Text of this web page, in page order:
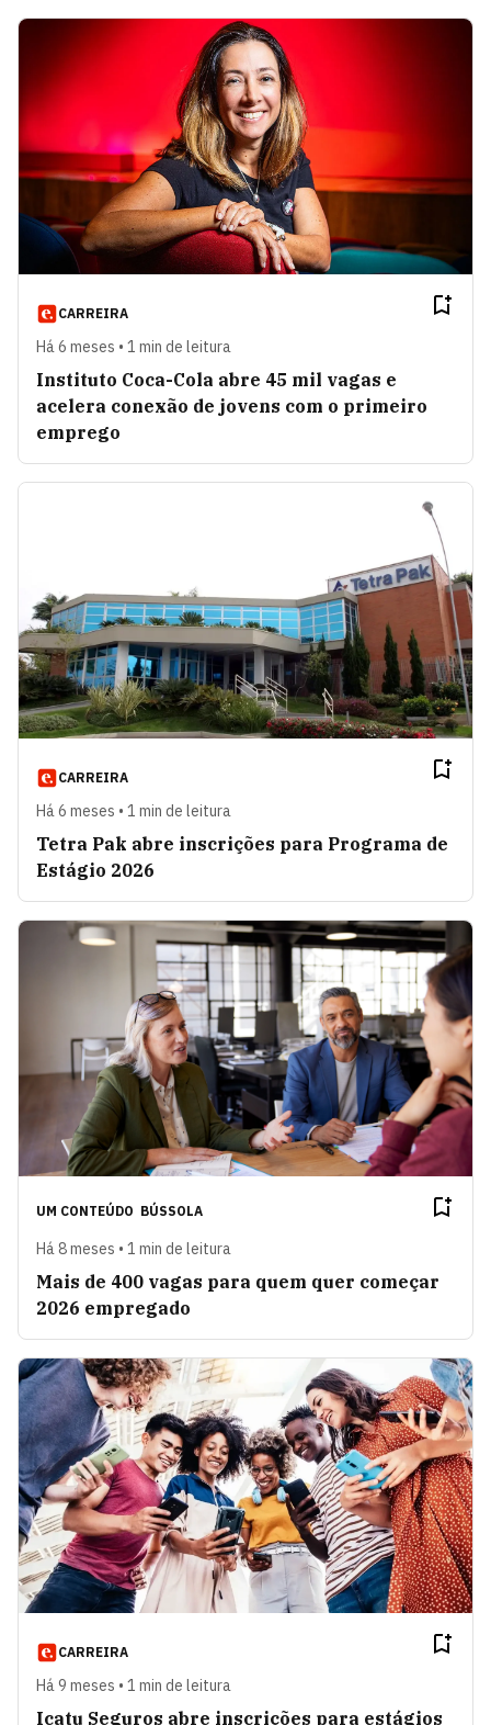
CARREIRA
Há 6 meses • 1 min de leitura
Instituto Coca-Cola abre 45 mil vagas e
acelera conexão de jovens com o primeiro
emprego
CARREIRA
Há 6 meses • 1 min de leitura
Tetra Pak abre inscrições para Programa de
Estágio 2026
UM CONTEÚDO BÚSSOLA
Há 8 meses • 1 min de leitura
Mais de 400 vagas para quem quer começar
2026 empregado
CARREIRA
Há 9 meses • 1 min de leitura
Icatu Seguros abre inscrições para estágios